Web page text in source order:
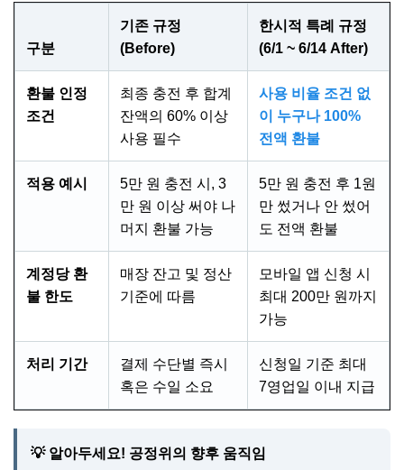
구분
기존 규정
(Before)
한시적 특례 규정
(6/1 ~ 6/14 After)
환불 인정
조건
최종 충전 후 합계
잔액의 60% 이상
사용 필수
사용 비율 조건 없
이 누구나 100%
전액 환불
적용 예시
5만 원 충전 시, 3
만 원 이상 써야 나
머지 환불 가능
5만 원 충전 후 1원
만 썼거나 안 썼어
도 전액 환불
계정당 환
불 한도
매장 잔고 및 정산
기준에 따름
모바일 앱 신청 시
최대 200만 원까지
가능
처리 기간
결제 수단별 즉시
혹은 수일 소요
신청일 기준 최대
7영업일 이내 지급
💡 알아두세요! 공정위의 향후 움직임